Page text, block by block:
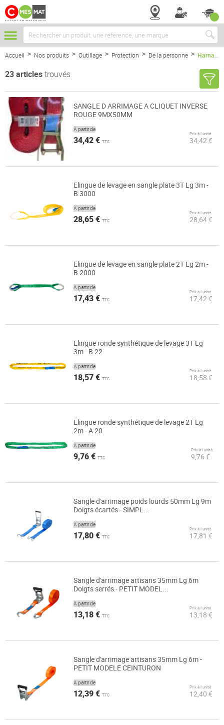
Chercher
Accueil Nos produits Outillage Protection De la personne Harnais et Sangle
23articlestrouvés
SANGLE D ARRIMAGE A CLIQUET INVERSE
ROUGE 9MX50MM
À partir de
34,42 € TTC
Prix à l’unité
34,42 €
Elingue de levage en sangle plate 3T Lg 3m -
B 3000
À partir de
28,65 € TTC
Prix à l’unité
28,64 €
Elingue de levage en sangle plate 2T Lg 2m -
B 2000
À partir de
17,43 € TTC
Prix à l’unité
17,42 €
Elingue ronde synthétique de levage 3T Lg
3m - B 22
À partir de
18,57 € TTC
Prix à l’unité
18,58 €
Elingue ronde synthétique de levage 2T Lg
2m - A 20
À partir de
9,76 € TTC
Prix à l’unité
9,76 €
Sangle d'arrimage poids lourds 50mm Lg 9m
Doigts écartés - SIMPL...
À partir de
17,80 € TTC
Prix à l’unité
17,81 €
Sangle d'arrimage artisans 35mm Lg 6m
Doigts serrés - PETIT MODEL...
À partir de
13,18 € TTC
Prix à l’unité
13,18 €
Sangle d'arrimage artisans 35mm Lg 6m -
PETIT MODELE CEINTURON
À partir de
12,39 € TTC
Prix à l’unité
12,40 €